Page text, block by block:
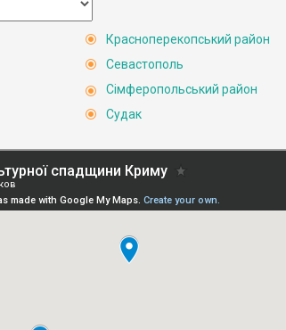
Красноперекопський район
Севастополь
Сімферопольський район
Судак